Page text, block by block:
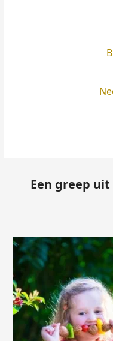
Een greep
Use
the
left
and
right
arrow